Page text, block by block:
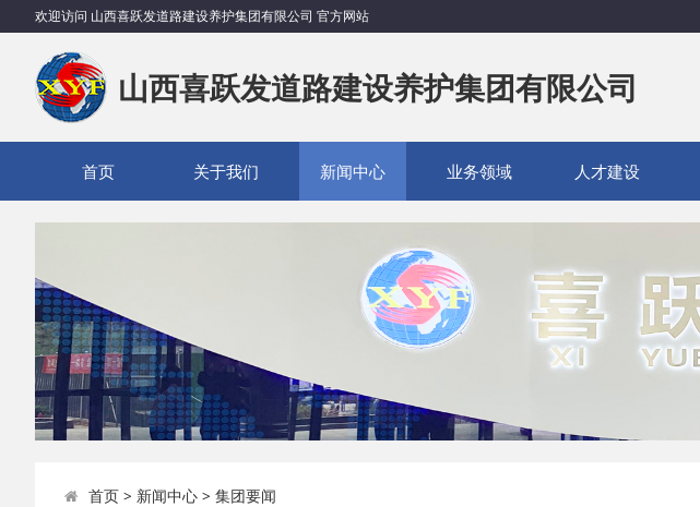
欢迎访问 山西喜跃发道路建设养护集团有限公司 官方网站
山西喜跃发道路建设养护集团有限公司
首页 关于我们 新闻中心 业务领域 人才建设
首页> 新闻中心> 集团要闻